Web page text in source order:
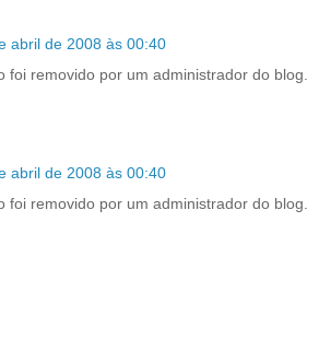
abril de 2008 às 00:40
foi removido por um administrador do blog.
abril de 2008 às 00:40
foi removido por um administrador do blog.